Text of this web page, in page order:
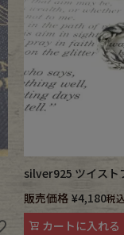
silver925 ツイスト
販売価格 ¥4,180税込
カートに入れる